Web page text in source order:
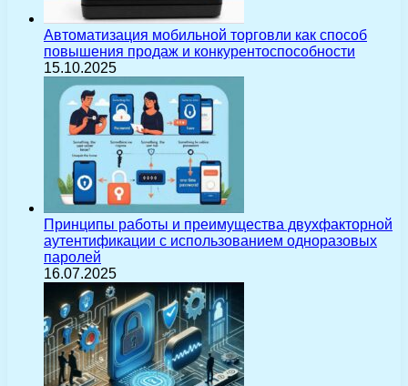
Автоматизация мобильной торговли как способ
повышения продаж и конкурентоспособности
15.10.2025
Принципы работы и преимущества двухфакторной
аутентификации с использованием одноразовых
паролей
16.07.2025